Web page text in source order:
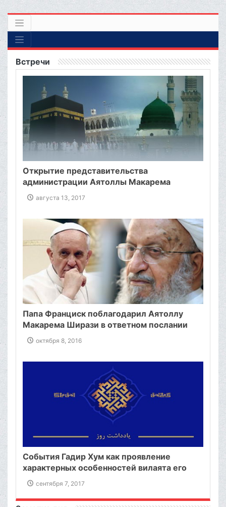
Встречи
Открытие представительства
администрации Аятоллы Макарема
Ширази в Священной Мекке
августа 13, 2017
Папа Франциск поблагодарил Аятоллу
Макарема Ширази в ответном послании
октября 8, 2016
События Гадир Хум как проявление
характерных особенностей вилаята его
светлости Али Ибн Абу Талиба (мир ему!) в
речах великого аятоллы Макарема
Ширази.
сентября 7, 2017